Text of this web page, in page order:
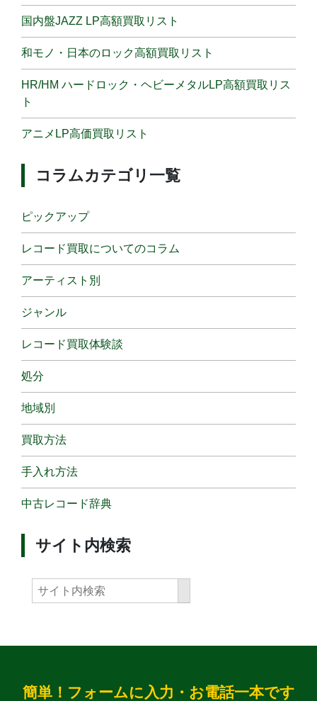
国内盤JAZZ LP高額買取リスト
和モノ・日本のロック高額買取リスト
HR/HM ハードロック・ヘビーメタルLP高額買取リス
ト
アニメLP高価買取リスト
コラムカテゴリ一覧
ピックアップ
レコード買取についてのコラム
アーティスト別
ジャンル
レコード買取体験談
処分
地域別
買取方法
手入れ方法
中古レコード辞典
サイト内検索
簡単！フォームに入力・お電話一本です